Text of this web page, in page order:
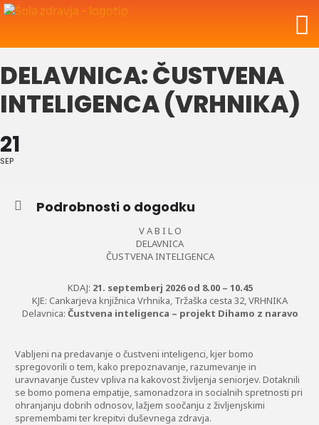
DELAVNICA: ČUSTVENA
INTELIGENCA (VRHNIKA)
21
SEP
Podrobnosti o dogodku
V A B I L O
DELAVNICA
ČUSTVENA INTELIGENCA
KDAJ: 21. septemberj 2026 od 8.00 – 10.45
KJE: Cankarjeva knjižnica Vrhnika, Tržaška cesta 32, VRHNIKA
Delavnica: Čustvena inteligenca – projekt Dihamo z naravo
Vabljeni na predavanje o čustveni inteligenci, kjer bomo
spregovorili o tem, kako prepoznavanje, razumevanje in
uravnavanje čustev vpliva na kakovost življenja seniorjev. Dotaknili
se bomo pomena empatije, samonadzora in socialnih spretnosti pri
ohranjanju dobrih odnosov, lažjem soočanju z življenjskimi
spremembami ter krepitvi duševnega zdravja.